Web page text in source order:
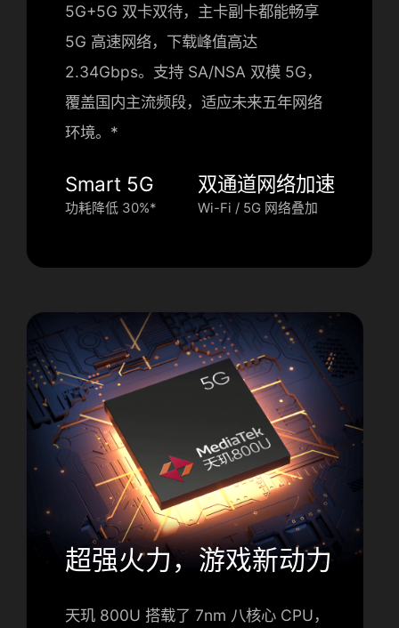
5G+5G 双卡双待，主卡副卡都能畅享
5G 高速网络，下载峰值高达
2.34Gbps。支持 SA/NSA 双模 5G，
覆盖国内主流频段，适应未来五年网络
环境。*
Smart 5G
功耗降低 30%*
双通道网络加速
Wi-Fi / 5G 网络叠加
超强火力，游戏新动力
天玑 800U 搭载了 7nm 八核心 CPU，